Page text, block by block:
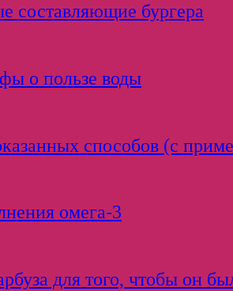
составляющие бургера
о пользе воды
способов (с
омега-3
для того, чтобы он